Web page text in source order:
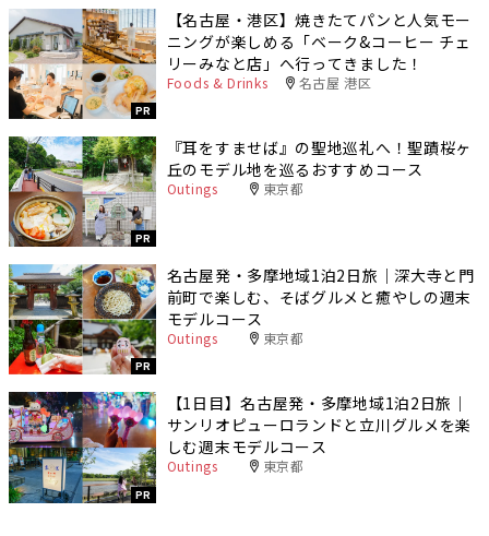
PR
【名古屋・港区】焼きたてパンと人気モー
ニングが楽しめる「ベーク&コーヒー チェ
リーみなと店」へ行ってきました！
Foods & Drinks 名古屋 港区
PR
『耳をすませば』の聖地巡礼へ！聖蹟桜ヶ
丘のモデル地を巡るおすすめコース
Outings 東京都
PR
名古屋発・多摩地域1泊2日旅｜深大寺と門
前町で楽しむ、そばグルメと癒やしの週末
モデルコース
Outings 東京都
PR
【1日目】名古屋発・多摩地域1泊2日旅｜
サンリオピューロランドと立川グルメを楽
しむ週末モデルコース
Outings 東京都